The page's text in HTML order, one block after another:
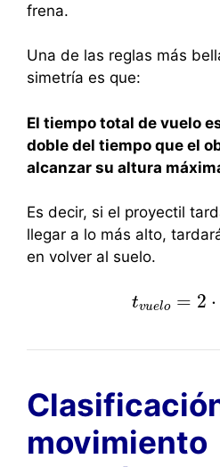
frena.
Una de las reglas más
simetría es que:
El tiempo total de vuelo
doble del tiempo que el
alcanzar su altura
Es decir, si el proyectil
llegar a lo más alto,
en volver al suelo.
tvuelo = 2 ⋅
tvuel o= 2⋅t s
movimiento